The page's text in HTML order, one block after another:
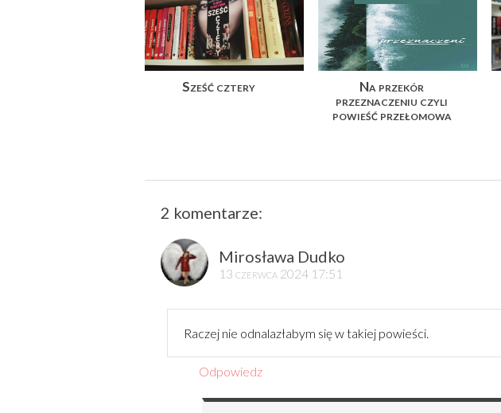
Sześć cztery
Na przekór
przeznaczeniu czyli
powieść przełomowa
2 komentarze:
Mirosława Dudko
13 czerwca 2024 17:51
Raczej nie odnalazłabym się w takiej powieści.
Odpowiedz